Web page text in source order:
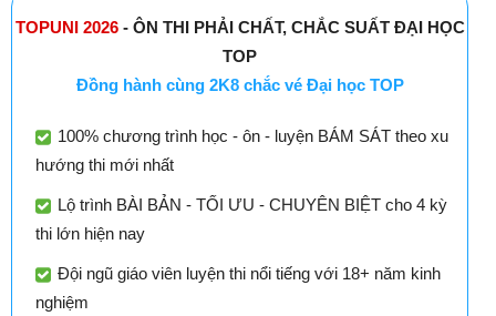
TOPUNI 2026- ÔN THI PHẢI CHẤT, CHẮC SUẤT ĐẠI HỌC
TOP
Đồng hành cùng 2K8 chắc vé Đại học TOP
100% chương trình học - ôn - luyện BÁM SÁT theo xu
hướng thi mới nhất
Lộ trình BÀI BẢN - TỐI ƯU - CHUYÊN BIỆT cho 4 kỳ
thi lớn hiện nay
Đội ngũ giáo viên luyện thi nổi tiếng với 18+ năm kinh
nghiệm